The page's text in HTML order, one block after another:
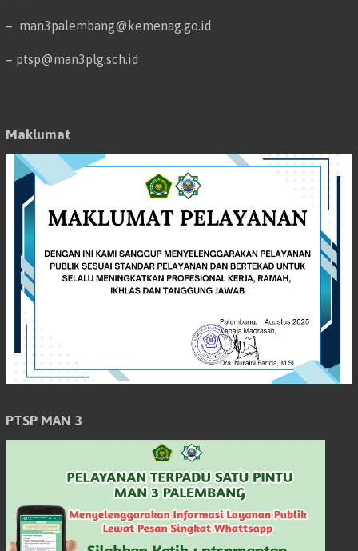
– man3palembang@kemenag.go.id
– ptsp@man3plg.sch.id
Maklumat
PTSP MAN 3